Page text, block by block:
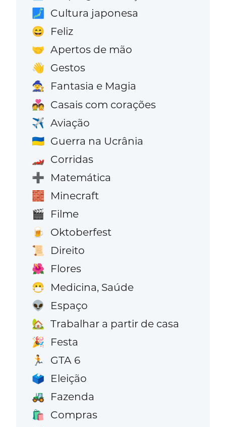
🗾 Cultura japonesa
😄 Feliz
🤝 Apertos de mão
👋 Gestos
🧙 Fantasia e Magia
💑 Casais com corações
✈️ Aviação
🇺🇦 Guerra na Ucrânia
🏎️ Corridas
➕ Matemática
🧱 Minecraft
🎬 Filme
🍺 Oktoberfest
📜 Direito
🌺 Flores
😷 Medicina, Saúde
👽 Espaço
🏡 Trabalhar a partir de casa
🎉 Festa
🏃 GTA 6
🗳️ Eleição
🚜 Fazenda
🛍️ Compras